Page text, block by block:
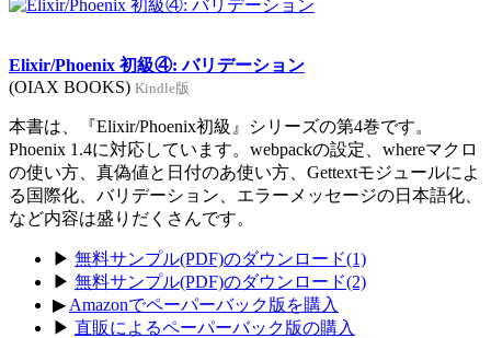
Elixir/Phoenix 初級④: バリデーション
(OIAX BOOKS) Kindle版
本書は、『Elixir/Phoenix初級』シリーズの第4巻です。
Phoenix 1.4に対応しています。webpackの設定、whereマクロ
の使い方、真偽値と日付のあ使い方、Gettextモジュールによ
る国際化、バリデーション、エラーメッセージの日本語化、
など内容は盛りだくさんです。
▶ 無料サンプル(PDF)のダウンロード(1)
▶ 無料サンプル(PDF)のダウンロード(2)
▶ Amazonでペーパーバック版を購入
▶ 直販によるペーパーバック版の購入